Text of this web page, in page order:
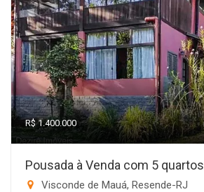
R$ 1.400.000
Pousada à Venda com 5 quartos
Visconde de Mauá, Resende-RJ